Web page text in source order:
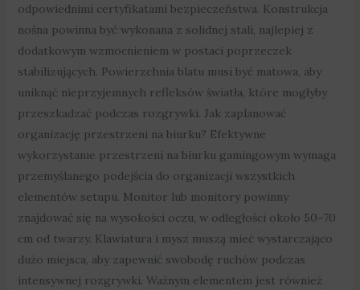
odpowiednimi certyfikatami bezpieczeństwa. Konstrukcja
nośna powinna być wykonana z solidnej stali, najlepiej z
dodatkowym wzmocnieniem w postaci poprzeczek
stabilizujących. Powierzchnia blatu musi być matowa, aby
uniknąć nieprzyjemnych refleksów światła, które mogłyby
przeszkadzać podczas rozgrywki. Jak zaplanować
organizację przestrzeni na biurku? Efektywne
wykorzystanie przestrzeni na biurku gamingowym wymaga
przemyślanego podejścia do organizacji wszystkich
elementów setupu. Monitor lub monitory powinny
znajdować się na wysokości oczu, w odległości około 50–70
cm od twarzy. Klawiatura i mysz muszą mieć wystarczająco
dużo miejsca, aby zapewnić swobodę ruchów podczas
intensywnej rozgrywki. Ważnym elementem jest również